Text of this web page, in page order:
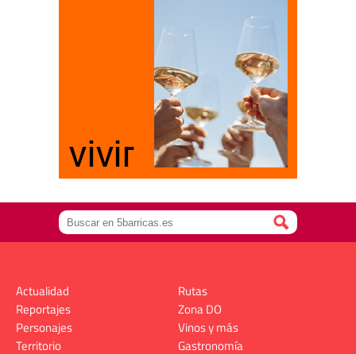
Actualidad
Reportajes
Personajes
Territorio
Rutas
Zona DO
Vinos y más
Gastronomía